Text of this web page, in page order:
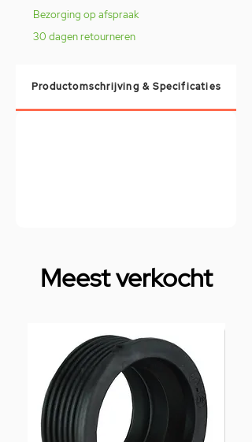
Bezorging op afspraak
30 dagen retourneren
Productomschrijving & Specificaties
Meest verkocht